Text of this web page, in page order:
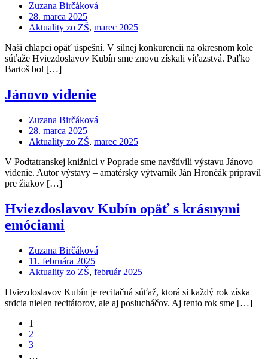
Zuzana Birčáková
28. marca 2025
Aktuality zo ZŠ, marec 2025
Naši chlapci opäť úspešní. V silnej konkurencii na okresnom kole
súťaže Hviezdoslavov Kubín sme znovu získali víťazstvá. Paľko
Bartoš bol […]
Jánovo videnie
Zuzana Birčáková
28. marca 2025
Aktuality zo ZŠ, marec 2025
V Podtatranskej knižnici v Poprade sme navštívili výstavu Jánovo
videnie. Autor výstavy – amatérsky výtvarník Ján Hrončák pripravil
pre žiakov […]
Hviezdoslavov Kubín opäť s krásnymi
emóciami
Zuzana Birčáková
11. februára 2025
Aktuality zo ZŠ, február 2025
Hviezdoslavov Kubín je recitačná súťaž, ktorá si každý rok získa
srdcia nielen recitátorov, ale aj poslucháčov. Aj tento rok sme […]
1
2
3
…